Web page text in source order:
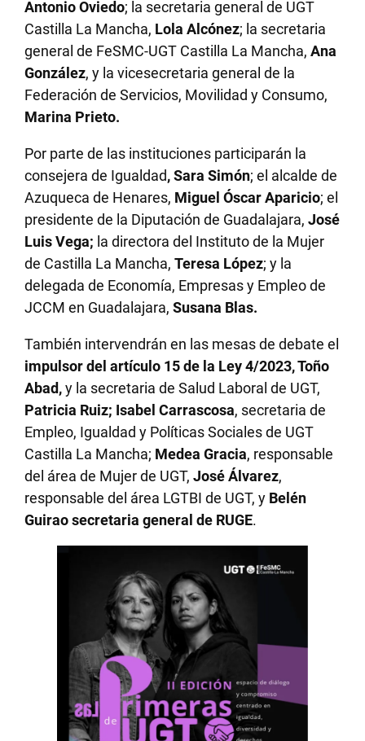
Antonio Oviedo; la secretaria general de UGT
Castilla La Mancha, Lola Alcónez; la secretaria
general de FeSMC-UGT Castilla La Mancha,Ana
González, y la vicesecretaria general de la
Federación de Servicios, Movilidad y Consumo,
Marina Prieto.
Por parte de las instituciones participarán la
consejera de Igualdad, Sara Simón; el alcalde de
Azuqueca de Henares, Miguel Óscar Aparicio; el
presidente de la Diputación de Guadalajara,José
Luis Vega; la directora del Instituto de la Mujer
de Castilla La Mancha,Teresa López; y la
delegada de Economía, Empresas y Empleo de
JCCM en Guadalajara,Susana Blas.
También intervendrán en las mesas de debate el
impulsor del artículo 15 de la Ley 4/2023, Toño
Abad,y la secretaria de Salud Laboral de UGT,
Patricia Ruiz; Isabel Carrascosa, secretaria de
Empleo, Igualdad y Políticas Sociales de UGT
Castilla La Mancha; Medea Gracia, responsable
del área de Mujer de UGT,José Álvarez,
responsable del área LGTBI de UGT, y Belén
Guirao secretaria general de RUGE.